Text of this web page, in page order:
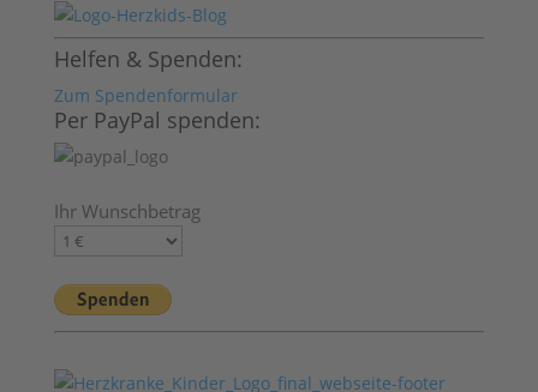
Helfen & Spenden:
Zum Spendenformular
Per PayPal spenden:
Ihr Wunschbetrag